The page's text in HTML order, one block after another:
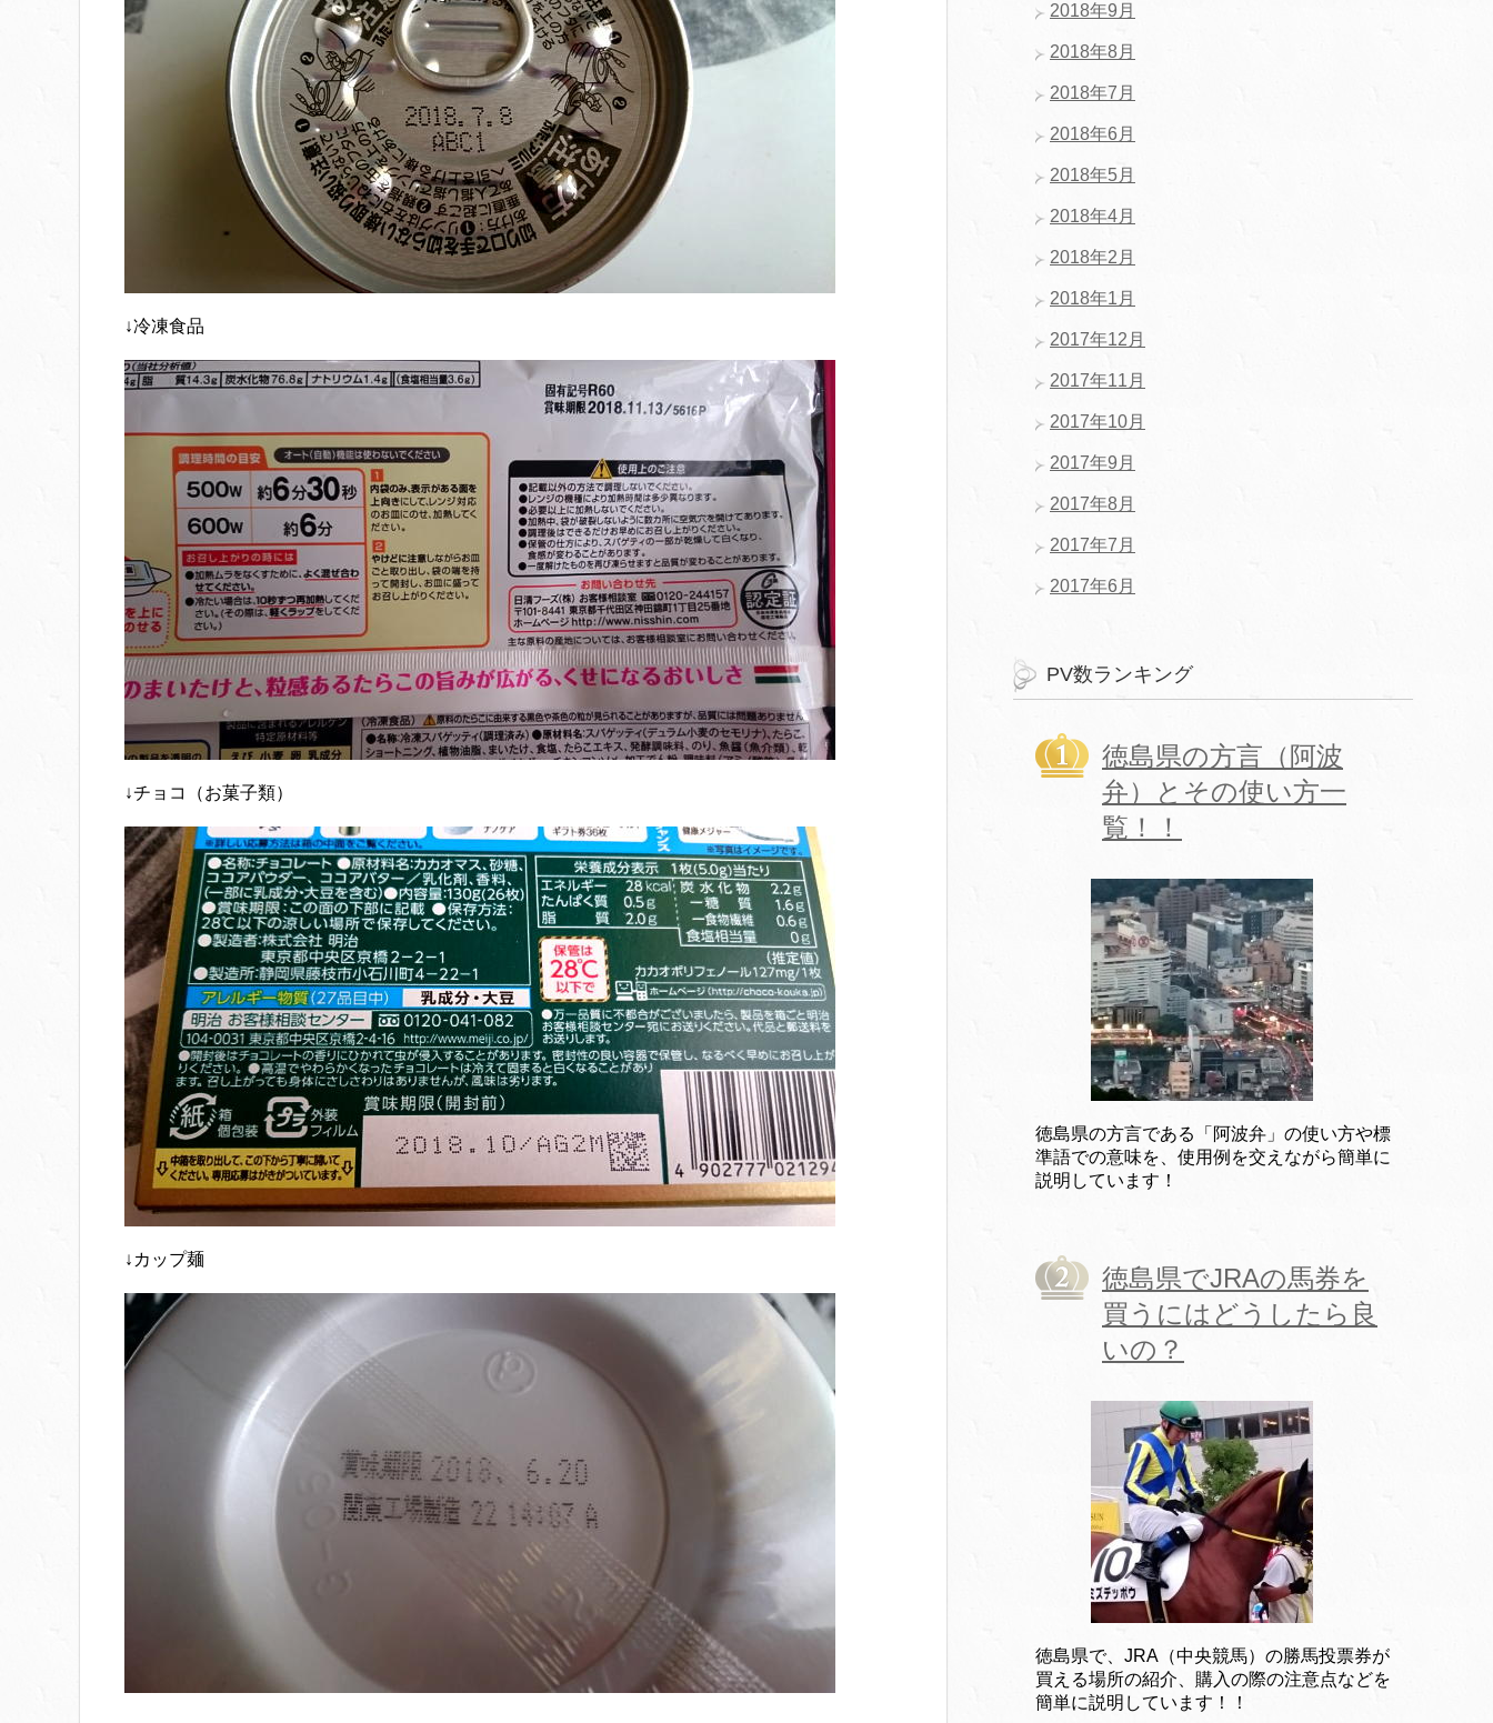
↓冷凍食品
↓チョコ（お菓子類）
↓カップ麺
2018年9月
2018年8月
2018年7月
2018年6月
2018年5月
2018年4月
2018年2月
2018年1月
2017年12月
2017年11月
2017年10月
2017年9月
2017年8月
2017年7月
2017年6月
PV数ランキング
徳島県の方言（阿波
弁）とその使い方一
覧！！
徳島県の方言である「阿波弁」の使い方や標
準語での意味を、使用例を交えながら簡単に
説明しています！
徳島県でJRAの馬券を
買うにはどうしたら良
いの？
徳島県で、JRA（中央競馬）の勝馬投票券が
買える場所の紹介、購入の際の注意点などを
簡単に説明しています！！